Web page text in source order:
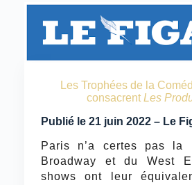
Les Trophées de la
consacrentLes
Publié le 21 juin 2022 – Le
Paris n’a certes pas la
Broadway et du West
shows ont leur